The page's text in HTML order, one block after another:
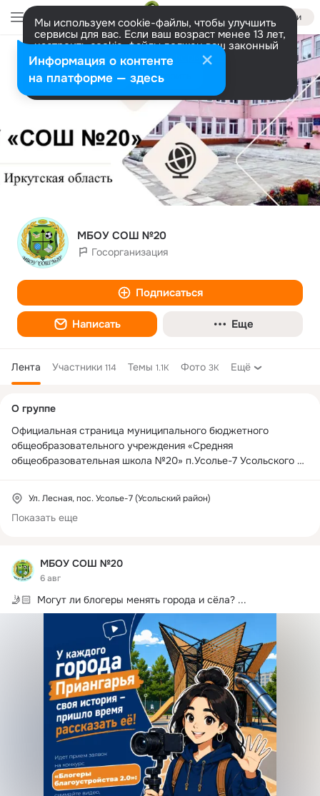
Войти
Мы используем cookie-файлы, чтобы улучшить
сервисы для вас. Если ваш возраст менее 13 лет,
настроить cookie-файлы должен ваш законный
представитель. Больше информации
Разрешить все Настроить
МБОУ СОШ №20
Госорганизация
Подписаться
Написать Еще
Лента Участники 114 Темы 1.1K Фото 3K Ещё
МБОУ СОШ №20
6 авг
🤳🏻  Могут ли блогеры менять города и сёла? ...
колонка
О группе
Официальная страница муниципального бюджетного
общеобразовательного учреждения «Средняя
общеобразовательная школа №20» п.Усолье-7 Усольского
Ул. Лесная, пос. Усолье-7 (Усольский район)
Показать еще
Информация о контенте
на платформе — здесь